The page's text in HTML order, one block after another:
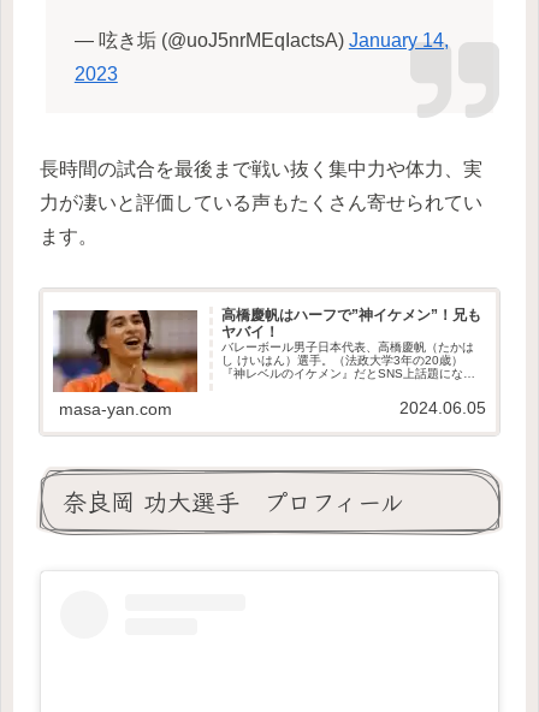
— 呟き垢 (@uoJ5nrMEqIactsA) January 14,
2023
長時間の試合を最後まで戦い抜く集中力や体力、実
力が凄いと評価している声もたくさん寄せられてい
ます。
高橋慶帆はハーフで”神イケメン”！兄も
ヤバイ！
バレーボール男子日本代表、高橋慶帆（たかは
し けいはん）選手。（法政大学3年の20歳）
『神レベルのイケメン』だとSNS上話題になり
注目されています。高橋慶帆選手のことについ
masa-yan.com 2024.06.05
奈良岡 功大選手 プロフィール